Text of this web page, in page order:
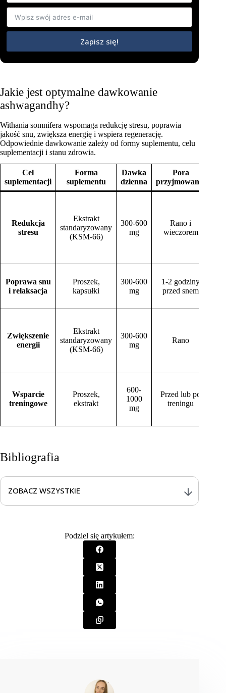
Zapisz się!
Jakie jest optymalne dawkowanie
ashwagandhy?
Withania somnifera wspomaga redukcję stresu, poprawia
jakość snu, zwiększa energię i wspiera regenerację.
Odpowiednie dawkowanie zależy od formy suplementu, celu
suplementacji i stanu zdrowia.
Cel
suplementacji
Forma
suplementu
Dawka
dzienna
Pora
przyjmowania
Redukcja
stresu
Ekstrakt
standaryzowany
(KSM-66)
300-600
mg
Rano i
wieczorem
Poprawa snu
i relaksacja
Proszek,
kapsułki
300-600
mg
1-2 godziny
przed snem
Zwiększenie
energii
Ekstrakt
standaryzowany
(KSM-66)
300-600
mg
Rano
Wsparcie
treningowe
Proszek,
ekstrakt
600-
1000
mg
Przed lub po
treningu
Bibliografia
ZOBACZ WSZYSTKIE
https://pubmed.ncbi.nlm.nih.gov/25405876/
https://www.researchgate.net/publication/389641324_
Herbal_Therapies_for_Hypothyroidism?
_tp=eyJjb250ZXh0Ijp7ImZpcnN0UGFnZSI6InB1Ym
xpY2F0aW9uIiwicGFnZSI6InB1YmxpY2F0aW9uIn1
https://apcz.umk.pl/QS/article/view/54904
https://pubmed.ncbi.nlm.nih.gov/23439798/
https://www.nmi.health/wp-
content/uploads/2023/02/NMJ_Ashwagandha_A-
Review-of-Clinical-Use-and-Efficacy.pdf
https://magistralbr.caldic.com/storage/product-
Potential_clinical_usage_of_ashwagandha_root_extract
Podziel się artykułem: